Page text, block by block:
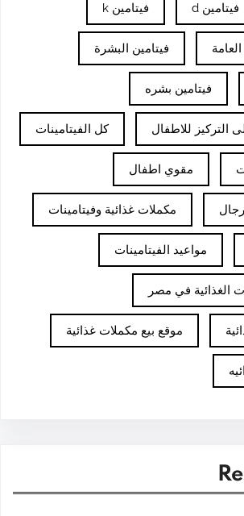
فيتامين d فيتامين k
فيتامين البشرة
فيتامين بشره
التركيز للاطفال كل الفيتامينات
مقوي اطفال
مكملات غذائية وفيتامينات
مواعيد الفيتامينات
الغذائية في مصر
موقع بيع مكملات غذائية